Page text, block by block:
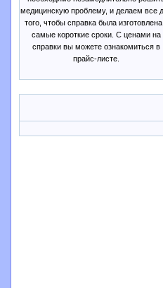
медицинскую проблему, и делаем все
того, чтобы справка была
самые короткие сроки. С ценами на
справки вы можете ознакомиться в
прайс-листе.